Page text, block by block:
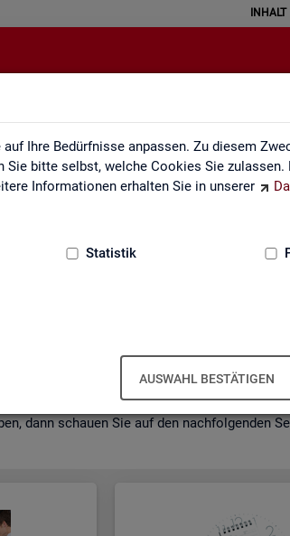
Ihre Bedürfnisse anpassen. Zu diesem
Sie bitte selbst, welche Cookies Sie zulassen.
Informationen erhalten Sie in unserer
Statistik
AUSWAHL BESTÄTIGEN
INHALT
Service
Ser­vice
Son­der­aus­wer­tung (nachBe­darf). Haben Sie
dann schau­en Sie auf den nach­fol­gen­den